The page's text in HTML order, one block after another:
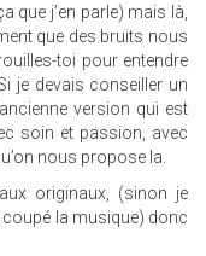
que j’en parle) mais là,
que des bruits nous
toi pour entendre
je devais conseiller un
version qui est
soin et passion, avec
nous propose la.
originaux, (sinon je
la musique) donc